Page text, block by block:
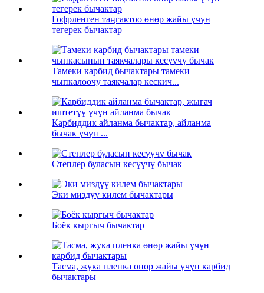
Гофрленген таңгактоо өнөр жайы үчүн
тегерек бычактар
Тамеки карбид бычактары тамеки
чыпкалоочу таякчалар кескич...
Карбиддик айланма бычактар, айланма
бычак үчүн ...
Степлер буласын кесүүчү бычак
Эки миздүү килем бычактары
Боёк кыргыч бычактар
Тасма, жука пленка өнөр жайы үчүн карбид
бычактары